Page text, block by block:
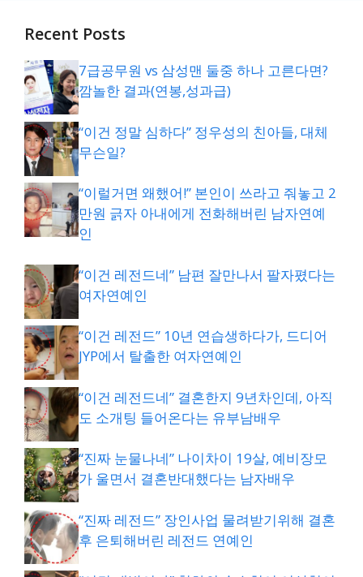
Recent Posts
7급공무원 vs 삼성맨 둘중 하나 고른다면?
깜놀한 결과(연봉,성과급)
“이건 정말 심하다” 정우성의 친아들, 대체
무슨일?
“이럴거면 왜했어!” 본인이 쓰라고 줘놓고 2
만원 긁자 아내에게 전화해버린 남자연예
인
“이건 레전드네” 남편 잘만나서 팔자폈다는
여자연예인
“이건 레전드” 10년 연습생하다가, 드디어
JYP에서 탈출한 여자연예인
“이건 레전드네” 결혼한지 9년차인데, 아직
도 소개팅 들어온다는 유부남배우
“진짜 눈물나네” 나이차이 19살, 예비장모
가 울면서 결혼반대했다는 남자배우
“진짜 레전드” 장인사업 물려받기위해 결혼
후 은퇴해버린 레전드 연예인